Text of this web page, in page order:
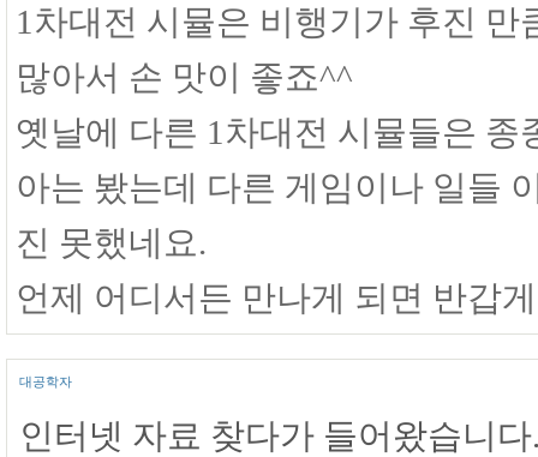
1차대전 시뮬은 비행기가 후진
많아서 손 맛이 좋죠^^
옛날에 다른 1차대전 시뮬들은 종
아는 봤는데 다른 게임이나 일들
진 못했네요.
언제 어디서든 만나게 되면 반갑
대공학자
인터넷 자료 찾다가 들어왔습니다